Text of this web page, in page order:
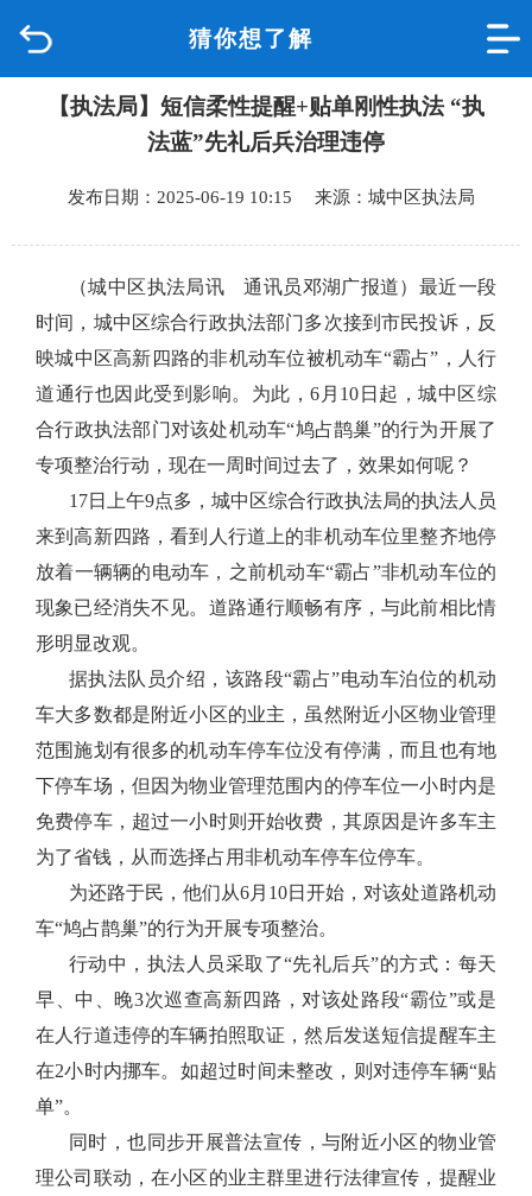
猜你想了解
品质城中
政府信息公开
互动回应
数据专题
【执法局】短信柔性提醒+贴单刚性执法 “执
法蓝”先礼后兵治理违停
发布日期：2025-06-19 10:15 来源：城中区执法局
（城中区执法局讯 通讯员邓湖广报道） 最近一段
时间，城中区综合行政执法部门多次接到市民投诉，反
映城中区高新四路的非机动车位被机动车“霸占”，人行
道通行也因此受到影响。为此，6月10日起，城中区综
合行政执法部门对该处机动车“鸠占鹊巢”的行为开展了
专项整治行动，现在一周时间过去了，效果如何呢？
17日上午9点多，城中区综合行政执法局的执法人员
来到高新四路，看到人行道上的非机动车位里整齐地停
放着一辆辆的电动车，之前机动车“霸占”非机动车位的
现象已经消失不见。道路通行顺畅有序，与此前相比情
形明显改观。
据执法队员介绍，该路段“霸占”电动车泊位的机动
车大多数都是附近小区的业主，虽然附近小区物业管理
范围施划有很多的机动车停车位没有停满，而且也有地
下停车场，但因为物业管理范围内的停车位一小时内是
免费停车，超过一小时则开始收费，其原因是许多车主
为了省钱，从而选择占用非机动车停车位停车。
为还路于民，他们从6月10日开始，对该处道路机动
车“鸠占鹊巢”的行为开展专项整治。
行动中，执法人员采取了“先礼后兵”的方式：每天
早、中、晚3次巡查高新四路，对该处路段“霸位”或是
在人行道违停的车辆拍照取证，然后发送短信提醒车主
在2小时内挪车。如超过时间未整改，则对违停车辆“贴
单”。
同时，也同步开展普法宣传，与附近小区的物业管
理公司联动，在小区的业主群里进行法律宣传，提醒业